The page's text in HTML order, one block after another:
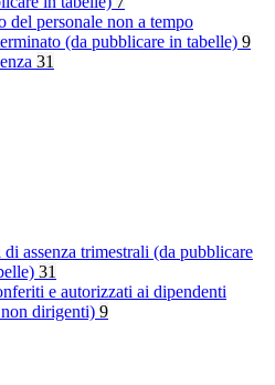
del personale non a tempo
(da pubblicare in tabelle) 9
31
di assenza trimestrali (da pubblicare
31
e autorizzati ai dipendenti
dirigenti) 9